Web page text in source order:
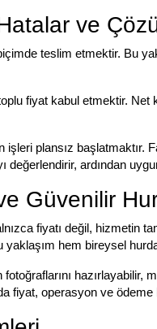
ve
teslim etmektir. Bu
fiyat kabul etmektir.
plansız başlatmaktır.
değerlendirir, ardından
Güvenilir
fiyatı değil, hizmetin
hem bireysel
fotoğraflarını
fiyat, operasyon ve ödeme